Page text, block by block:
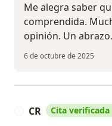
Me alegra saber
comprendida.
opinión. Un abrazo.
6 de octubre de 2025
CR Cita verificada